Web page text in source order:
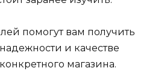
помогут вам получить
и качестве
магазина.